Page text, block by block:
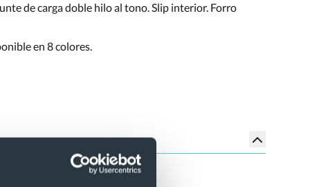
de carga doble hilo al tono. Slip interior. Forro
en 8 colores.